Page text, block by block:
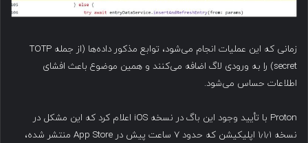
زمانی که این عملیات انجام می‌شود، توابع مذکور داده‌ها (از جمله TOTP
secret) را به ورودی لاگ اضافه می‌کنند و همین موضوع باعث افشای
اطلاعات حساس می‌شود.
Proton با تأیید وجود این باگ در نسخه iOS اعلام کرد که این مشکل در
نسخه ۱٫۱٫۱ اپلیکیشن که حدود ۷ ساعت پیش در App Store منتشر شده،